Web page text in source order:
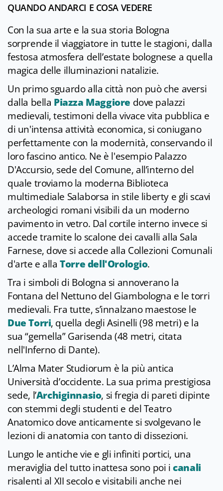
QUANDO ANDARCI E COSA VEDERE
Con la sua arte e la sua storia Bologna
sorprende il viaggiatore in tutte le stagioni, dalla
festosa atmosfera dell’estate bolognese a quella
magica delle illuminazioni natalizie.
Un primo sguardo alla città non può che aversi
dalla bella Piazza Maggiore dove palazzi
medievali, testimoni della vivace vita pubblica e
di un'intensa attività economica, si coniugano
perfettamente con la modernità, conservando il
loro fascino antico. Ne è l'esempio Palazzo
D'Accursio, sede del Comune, all’interno del
quale troviamo la moderna Biblioteca
multimediale Salaborsa in stile liberty e gli scavi
archeologici romani visibili da un moderno
pavimento in vetro. Dal cortile interno invece si
accede tramite lo scalone dei cavalli alla Sala
Farnese, dove si accede alla Collezioni Comunali
d'arte e allaTorre dell'Orologio.
Tra i simboli di Bologna si annoverano la
Fontana del Nettuno del Giambologna e le torri
medievali. Fra tutte, s’innalzano maestose le
Due Torri, quella degli Asinelli (98 metri) e la
sua “gemella” Garisenda (48 metri, citata
nell'Inferno di Dante).
L’Alma Mater Studiorum è la più antica
Università d’occidente. La sua prima prestigiosa
sede, l’Archiginnasio, si fregia di pareti dipinte
con stemmi degli studenti e del Teatro
Anatomico dove anticamente si svolgevano le
lezioni di anatomia con tanto di dissezioni.
Lungo le antiche vie e gli infiniti portici, una
meraviglia del tutto inattesa sono poi icanali
risalenti al XII secolo e visitabili anche nei